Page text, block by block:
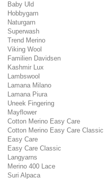
Baby Uld
Hobbygarn
Naturgarn
Superwash
Trend Merino
Viking Wool
Familien Davidsen
Kashmir Lux
Lambswool
Lamana Milano
Lamana Piura
Uneek Fingering
Mayflower
Cotton Merino Easy Care
Cotton Merino Easy Care Classic
Easy Care
Easy Care Classic
Langyarns
Merino 400 Lace
Suri Alpaca